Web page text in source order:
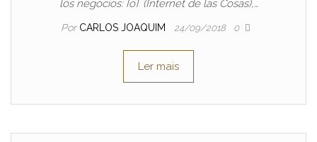
los negocios: IoT (Internet de las Cosas),…
Por CARLOS JOAQUIM 24/09/2018 0
Ler mais